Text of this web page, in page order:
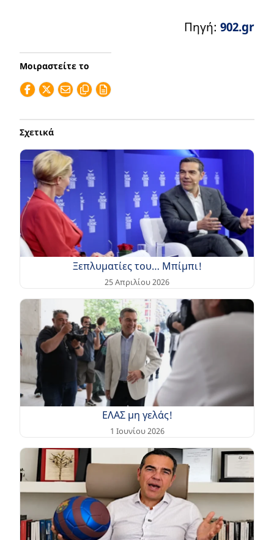
Πηγή: 902.gr
Μοιραστείτε το
Σχετικά
Ξεπλυματίες του… Μπίμπι!
25 Απριλίου 2026
ΕΛΑΣ μη γελάς!
1 Ιουνίου 2026